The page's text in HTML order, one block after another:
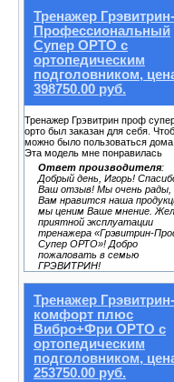
Тренажер Грэвитрин-
Профессиональный
Супер ОРТО с
ортопедическим
подголовником,
398750.00 руб.
Тренажер Грэвитрин проф
орто был заказан для себя.
можно было пользоваться дома.
Эта модель мне понравилась
Ответ производителя:
Добрый день, Игорь!
Ваш отзыв! Мы очень рады,
Вам нравится наша
мы ценим Ваше мнение.
приятной эксплуатации
тренажера «Грэвитрин-
Супер ОРТО»! Добро
пожаловать в семью
ГРЭВИТРИН!
Тренажер Грэвитрин-
комфорт плюс
Вибро+Фри ОРТО с
ортопедическим
подголовником,
253750.00 руб.